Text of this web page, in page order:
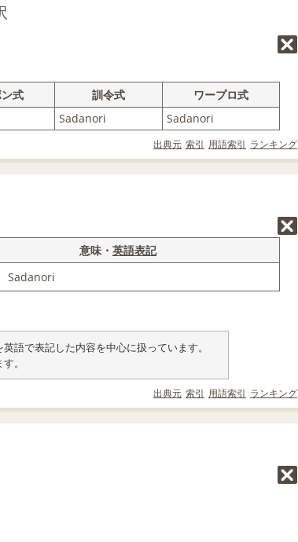
式 訓令式
ワープロ式
Sadanori Sadanori
出典元 索引 用語索引 ランキング
意味・ 英語表記
Sadanori
語で表記した内容を中心に扱っています。
。
出典元 索引 用語索引 ランキング